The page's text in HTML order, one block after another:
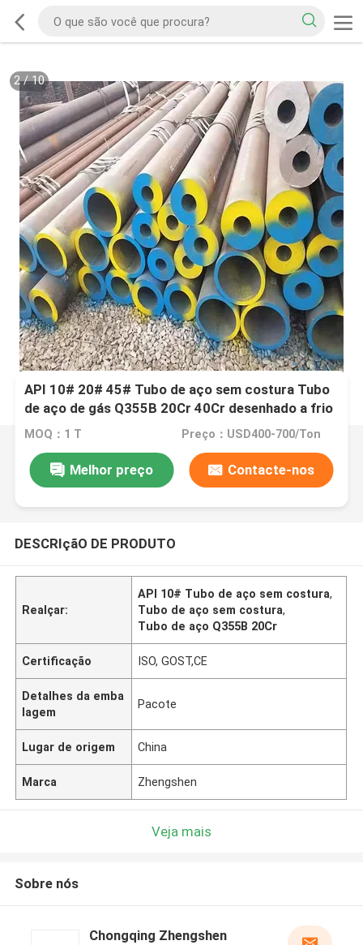
2/10
API 10# 20# 45# Tubo de aço sem costura Tubo
de aço de gás Q355B 20Cr 40Cr desenhado a frio
MOQ：1 T Preço：USD400-700/Ton
Melhor preço Contacte-nos
DESCRIçãO DE PRODUTO
Realçar:
API 10# Tubo de aço sem costura,
Tubo de aço sem costura,
Tubo de aço Q355B 20Cr
Certificação ISO, GOST,CE
Detalhes da emba
lagem
Pacote
Lugar de origem China
Marca Zhengshen
Veja mais
Sobre nós
Chongqing Zhengshen